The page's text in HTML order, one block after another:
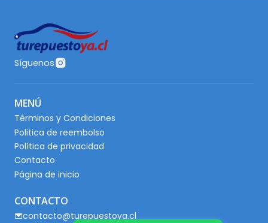
Síguenos
MENÚ
Términos y Condiciones
Politica de reembolso
Política de privacidad
Contacto
Página de inicio
CONTACTO
contacto@turepuestoya.cl